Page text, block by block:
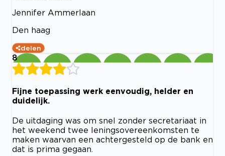
Jennifer Ammerlaan
Den haag
delen
8
Fijne toepassing werk eenvoudig, helder en
duidelijk.
De uitdaging was om snel zonder secretariaat in
het weekend twee leningsovereenkomsten te
maken waarvan een achtergesteld op de bank en
dat is prima gegaan.